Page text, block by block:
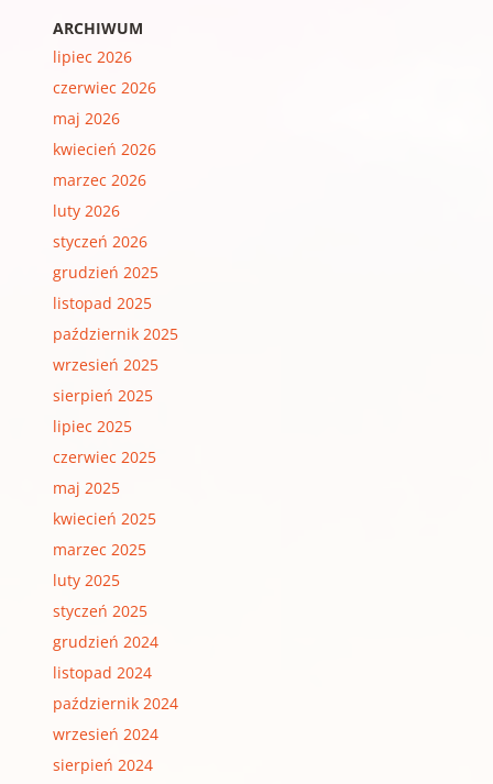
ARCHIWUM
lipiec 2026
czerwiec 2026
maj 2026
kwiecień 2026
marzec 2026
luty 2026
styczeń 2026
grudzień 2025
listopad 2025
październik 2025
wrzesień 2025
sierpień 2025
lipiec 2025
czerwiec 2025
maj 2025
kwiecień 2025
marzec 2025
luty 2025
styczeń 2025
grudzień 2024
listopad 2024
październik 2024
wrzesień 2024
sierpień 2024